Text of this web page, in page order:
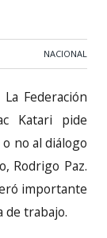
NACIONAL
La Federación
Katari pide
no al diálogo
Rodrigo Paz.
importante
de trabajo.